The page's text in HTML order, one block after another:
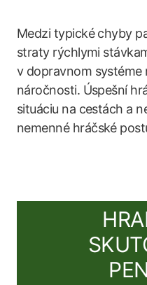
Medzi typické chyby
straty rýchlymi
v dopravnom systéme
náročnosti. Úspešní
situáciu na cestách a
nemenné hráčské